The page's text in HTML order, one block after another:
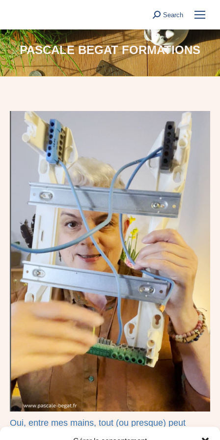
Search:
Search
PASCALE BEGAT FORMATIONS
Oui, entre mes mains, tout (ou presque) peut
devenir un outil pédagogique. Ici j’explique ce